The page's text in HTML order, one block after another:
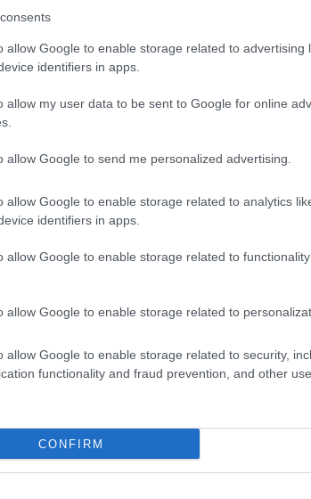
allow Google to enable storage related to advertising
identifiers in apps.
allow my user data to be sent to Google for online
allow Google to send me personalized advertising.
allow Google to enable storage related to analytics
identifiers in apps.
allow Google to enable storage related to
allow Google to enable storage related to
allow Google to enable storage related to security,
functionality and fraud prevention, and other
CONFIRM
a járvány – Négy pont, amivel megelőztük a
a magyar válogatott pedig soha nem fog
elbuknak, de nekünk tudnunk kell, kik vagyunk és
világ egyik legjobb egyeteme Budapestre jön? –